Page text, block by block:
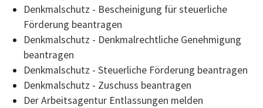
Denkmalschutz - Bescheinigung für steuerliche
Förderung beantragen
Denkmalschutz - Denkmalrechtliche Genehmigung
beantragen
Denkmalschutz - Steuerliche Förderung beantragen
Denkmalschutz - Zuschuss beantragen
Der Arbeitsagentur Entlassungen melden